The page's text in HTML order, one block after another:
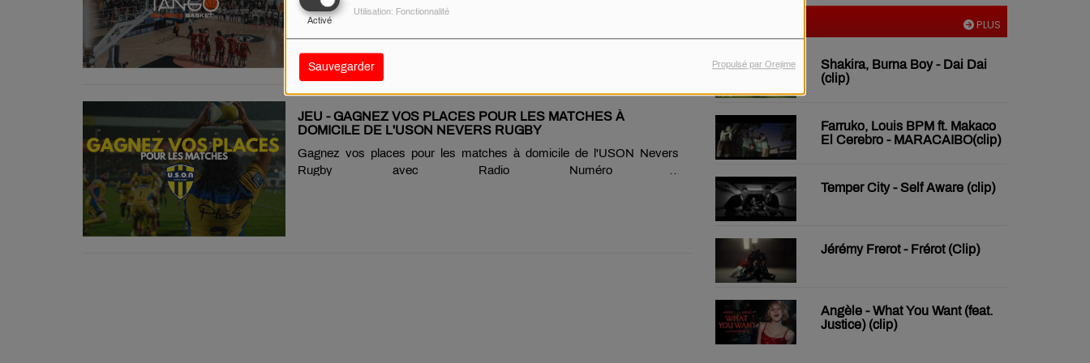
Activé
Utilisation: Fonctionnalité
Sauvegarder Propulsé par Orejime
JEU - GAGNEZ VOS PLACES POUR LES MATCHES À
DOMICILE DE L'USON NEVERS RUGBY
Gagnez vos places pour les matches à domicile de l'USON Nevers
Rugby avec Radio Numéro 1
PLUS
Shakira, Burna Boy - Dai Dai
(clip)
Farruko, Louis BPM ft. Makaco
El Cerebro - MARACAIBO(clip)
Temper City - Self Aware (clip)
Jérémy Frerot - Frérot (Clip)
Angèle - What You Want (feat.
Justice) (clip)